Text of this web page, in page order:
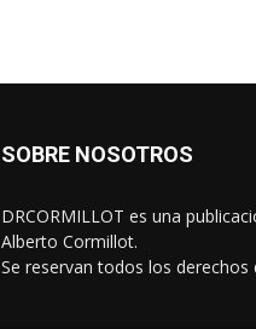
SOBRE NOSOTROS
DRCORMILLOT es una
Alberto Cormillot.
Se reservan todos los derechos